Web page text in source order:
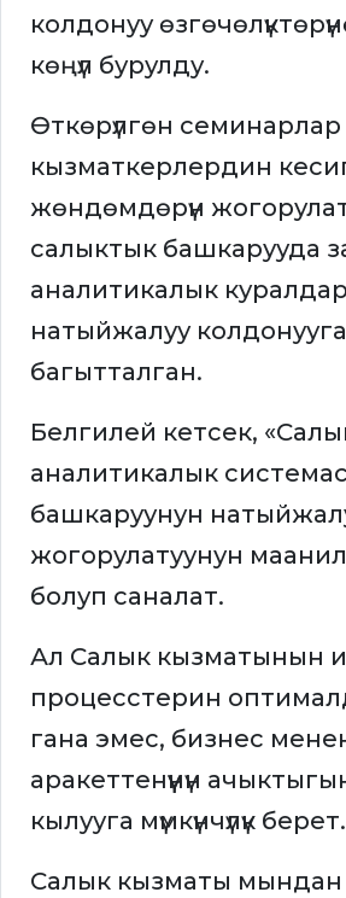
колдонуу
көңүл бурулду.
Өткөрүлгөн семинарлар
кызматкерлердин
жөндөмдөрүн
салыктык башкарууда
аналитикалык
натыйжалуу колдонууга
багытталган.
Белгилей кетсек,
аналитикалык
башкаруунун
жогорулатуунун
болуп саналат.
Ал Салык кызматынын
процесстерин
гана эмес, бизнес
аракеттенүүнүн
кылууга мүмкүнчүлүк берет.
Салык кызматы мындан